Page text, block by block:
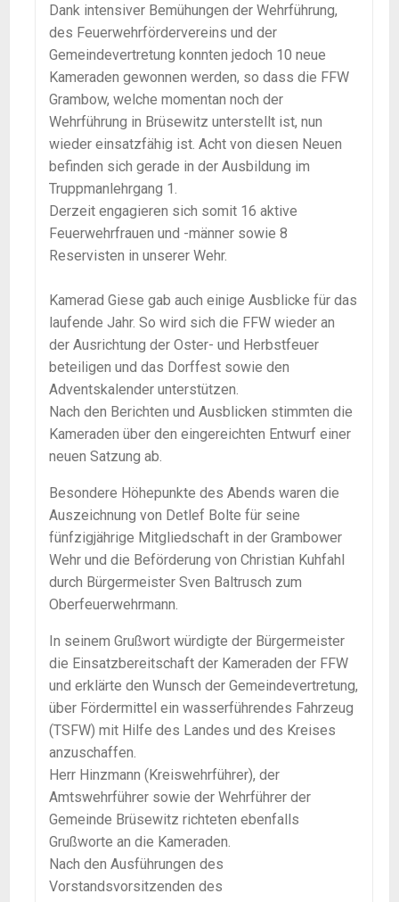
Dank intensiver Bemühungen der Wehrführung,
des Feuerwehrfördervereins und der
Gemeindevertretung konnten jedoch 10 neue
Kameraden gewonnen werden, so dass die FFW
Grambow, welche momentan noch der
Wehrführung in Brüsewitz unterstellt ist, nun
wieder einsatzfähig ist. Acht von diesen Neuen
befinden sich gerade in der Ausbildung im
Truppmanlehrgang 1.
Derzeit engagieren sich somit 16 aktive
Feuerwehrfrauen und -männer sowie 8
Reservisten in unserer Wehr.
Kamerad Giese gab auch einige Ausblicke für das
laufende Jahr. So wird sich die FFW wieder an
der Ausrichtung der Oster- und Herbstfeuer
beteiligen und das Dorffest sowie den
Adventskalender unterstützen.
Nach den Berichten und Ausblicken stimmten die
Kameraden über den eingereichten Entwurf einer
neuen Satzung ab.
Besondere Höhepunkte des Abends waren die
Auszeichnung von Detlef Bolte für seine
fünfzigjährige Mitgliedschaft in der Grambower
Wehr und die Beförderung von Christian Kuhfahl
durch Bürgermeister Sven Baltrusch zum
Oberfeuerwehrmann.
In seinem Grußwort würdigte der Bürgermeister
die Einsatzbereitschaft der Kameraden der FFW
und erklärte den Wunsch der Gemeindevertretung,
über Fördermittel ein wasserführendes Fahrzeug
(TSFW) mit Hilfe des Landes und des Kreises
anzuschaffen.
Herr Hinzmann (Kreiswehrführer), der
Amtswehrführer sowie der Wehrführer der
Gemeinde Brüsewitz richteten ebenfalls
Grußworte an die Kameraden.
Nach den Ausführungen des
Vorstandsvorsitzenden des